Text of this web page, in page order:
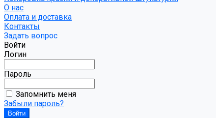
О нас
Оплата и доставка
Контакты
Задать вопрос
Войти
Логин
Пароль
Запомнить меня
Забыли пароль?